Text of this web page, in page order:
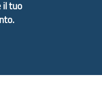
di Genova |
il tuo